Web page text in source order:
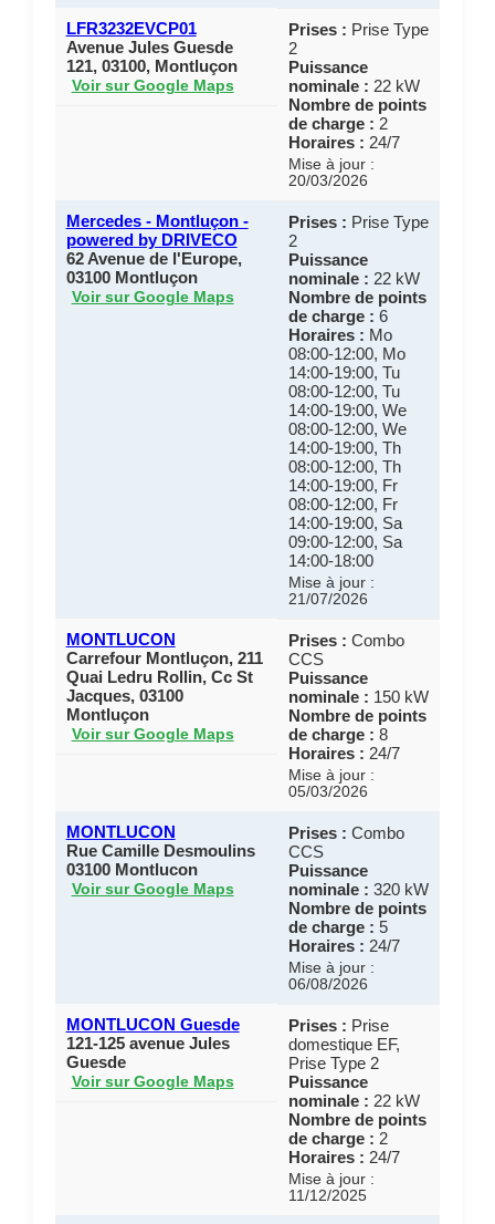
LFR3232EVCP01
Avenue Jules Guesde
121, 03100, Montluçon
Voir sur Google Maps
Prises : Prise Type
2
Puissance
nominale : 22 kW
Nombre de points
de charge : 2
Horaires : 24/7
Mise à jour :
20/03/2026
Mercedes - Montluçon -
powered by DRIVECO
62 Avenue de l'Europe,
03100 Montluçon
Voir sur Google Maps
Prises : Prise Type
2
Puissance
nominale : 22 kW
Nombre de points
de charge : 6
Horaires : Mo
08:00-12:00, Mo
14:00-19:00, Tu
08:00-12:00, Tu
14:00-19:00, We
08:00-12:00, We
14:00-19:00, Th
08:00-12:00, Th
14:00-19:00, Fr
08:00-12:00, Fr
14:00-19:00, Sa
09:00-12:00, Sa
14:00-18:00
Mise à jour :
21/07/2026
MONTLUCON
Carrefour Montluçon, 211
Quai Ledru Rollin, Cc St
Jacques, 03100
Montluçon
Voir sur Google Maps
Prises : Combo
CCS
Puissance
nominale : 150 kW
Nombre de points
de charge : 8
Horaires : 24/7
Mise à jour :
05/03/2026
MONTLUCON
Rue Camille Desmoulins
03100 Montlucon
Voir sur Google Maps
Prises : Combo
CCS
Puissance
nominale : 320 kW
Nombre de points
de charge : 5
Horaires : 24/7
Mise à jour :
06/08/2026
MONTLUCON Guesde
121-125 avenue Jules
Guesde
Voir sur Google Maps
Prises : Prise
domestique EF,
Prise Type 2
Puissance
nominale : 22 kW
Nombre de points
de charge : 2
Horaires : 24/7
Mise à jour :
11/12/2025